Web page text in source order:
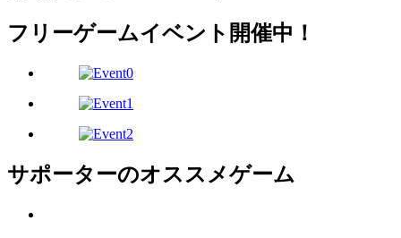
フリーゲームイベント開催中！
サポーターのオススメゲーム